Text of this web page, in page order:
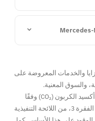
والخدمات المعروضة على
والسوق المعنية.
[2] القيم المذكورة هي قيم انبعاثات ثاني أكسيد الكربون (CO₂) وفقًا
لمعيار WLTP، وتم تحديدها وفقًا للمادة 2، الفقرة 3، من اللائحة التنفيذية